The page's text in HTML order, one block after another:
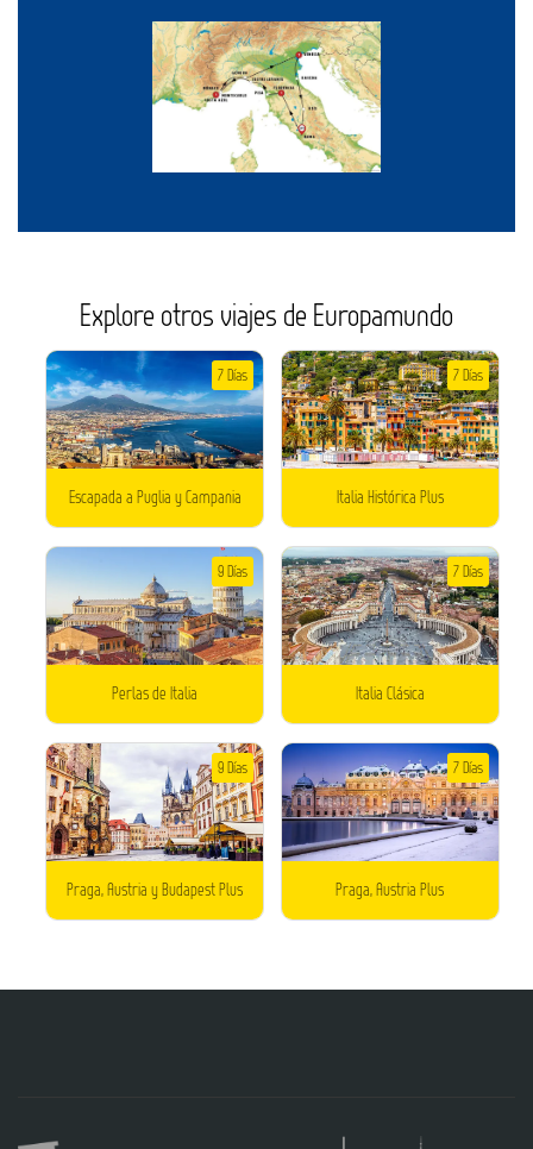
Explore otros viajes de Europamundo
Escapada a Puglia y Campania
7 Días
Italia Histórica Plus
7 Días
Perlas de Italia
9 Días
Italia Clásica
7 Días
Praga, Austria y Budapest Plus
9 Días
Praga, Austria Plus
7 Días